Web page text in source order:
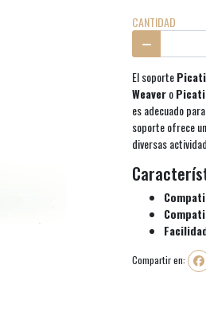
CANTIDAD
El soporte
Weavero
es adecuado
soporte ofrece
diversas
Compartir en: